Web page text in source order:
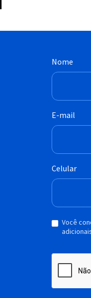
Nome
E-mail
Celular
Você